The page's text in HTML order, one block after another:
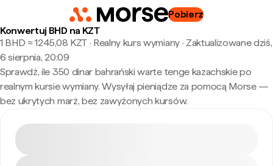
Pobierz
Konwertuj BHD na KZT
1 BHD ≈ 1245,08 KZT · Realny kurs wymiany· Zaktualizowane dziś,
6 sierpnia, 20:09
Sprawdź, ile 350 dinar bahrański warte tenge kazachskie po
realnym kursie wymiany. Wysyłaj pieniądze za pomocą Morse —
bez ukrytych marż, bez zawyżonych kursów.